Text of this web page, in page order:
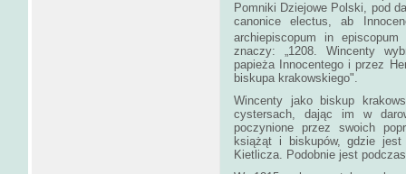
Pomniki Dziejowe Polski, pod
canonice electus, ab
archiepiscopum in episcopum
znaczy: „1208. Wincenty
papieża Innocentego i przez
biskupa krakowskiego".
Wincenty jako biskup
cystersach, dając im w
poczynione przez swoich
książąt i biskupów, gdzie jest
Kietlicza. Podobnie jest